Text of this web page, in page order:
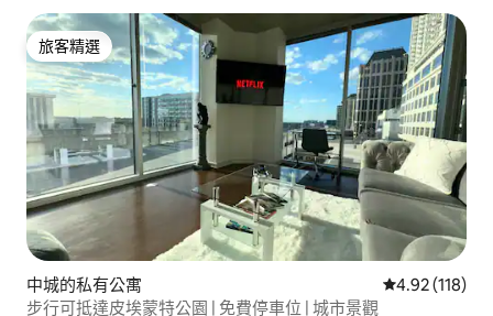
旅客精選
旅客精選
中城的私有公寓 從 118 則評價
4.92 (118)
步行可抵達皮埃蒙特公園 | 免費停車位 | 城市景觀